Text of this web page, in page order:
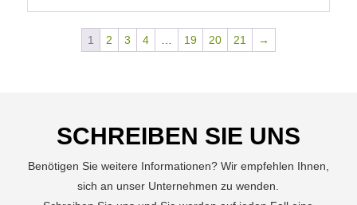
1 2 3 4 19 20 21 →
SCHREIBEN SIE UNS
Benötigen Sie weitere Informationen? Wir empfehlen Ihnen,
sich an unser Unternehmen zu wenden.